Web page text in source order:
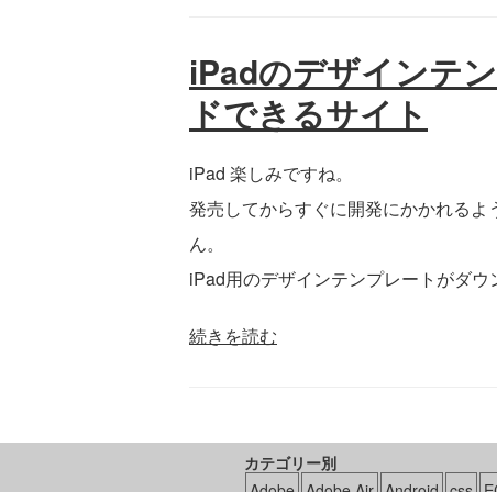
iPadのデザインテ
ドできるサイト
iPad 楽しみですね。
発売してからすぐに開発にかかれる
ん。
iPad用のデザインテンプレートがダウ
続きを読む
カテゴリー別